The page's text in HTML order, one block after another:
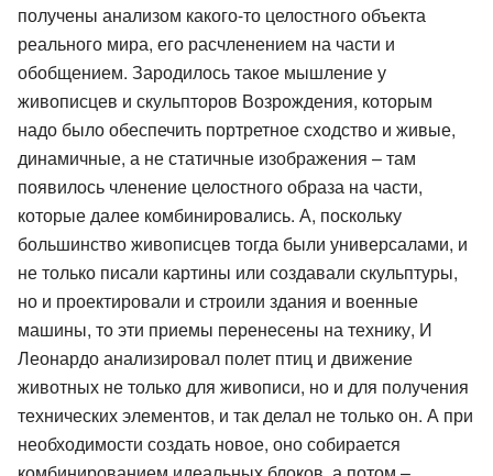
получены анализом какого-то целостного объекта
реального мира, его расчленением на части и
обобщением. Зародилось такое мышление у
живописцев и скульпторов Возрождения, которым
надо было обеспечить портретное сходство и живые,
динамичные, а не статичные изображения – там
появилось членение целостного образа на части,
которые далее комбинировались. А, поскольку
большинство живописцев тогда были универсалами, и
не только писали картины или создавали скульптуры,
но и проектировали и строили здания и военные
машины, то эти приемы перенесены на технику, И
Леонардо анализировал полет птиц и движение
животных не только для живописи, но и для получения
технических элементов, и так делал не только он. А при
необходимости создать новое, оно собирается